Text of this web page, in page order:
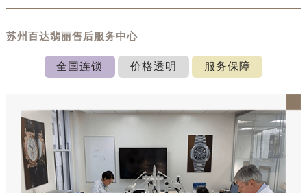
苏州百达翡丽售后服务中心
全国连锁 价格透明 服务保障